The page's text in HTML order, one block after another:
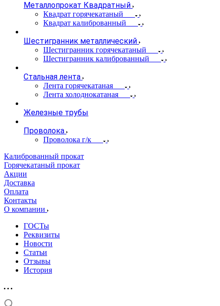
Металлопрокат Квадратный
Квадрат горячекатаный
Квадрат калиброванный
Шестигранник металлический
Шестигранник горячекатаный
Шестигранник калиброванный
Стальная лента
Лента горячекатаная
Лента холоднокатаная
Железные трубы
Проволока
Проволока г/к
Калиброванный прокат
Горячекатаный прокат
Акции
Доставка
Оплата
Контакты
О компании
ГОСТы
Реквизиты
Новости
Статьи
Отзывы
История